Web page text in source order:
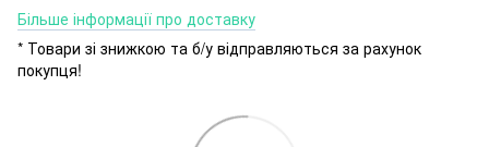
Більше інформації про доставку
* Товари зі знижкою та б/у відправляються за рахунок
покупця!